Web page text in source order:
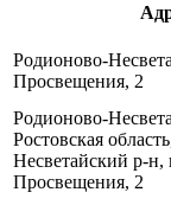
Родионово-
Просвещения, 2
Родионово-
Ростовская
Несветайский р-н,
Просвещения, 2